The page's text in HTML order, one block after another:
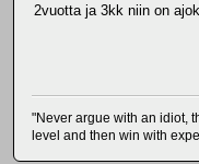
2vuotta ja 3kk niin on
"Never argue with an idiot,
level and then win with